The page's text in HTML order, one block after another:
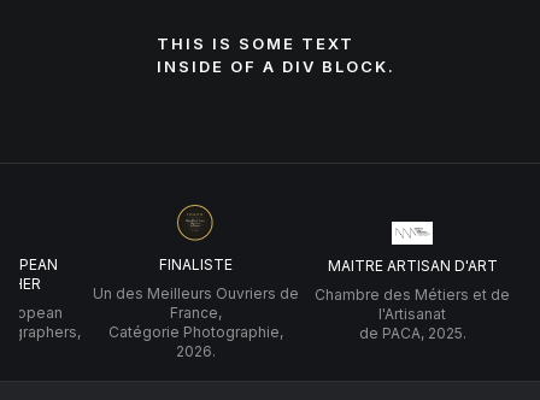
THIS IS SOME TEXT
INSIDE OF A DIV BLOCK.
MAITRE ARTISAN D'ART
Chambre des Métiers et de
l'Artisanat
de PACA, 2025.
FINALISTE
Un des Meilleurs Ouvriers de
France,
Catégorie Photographie,
2026.